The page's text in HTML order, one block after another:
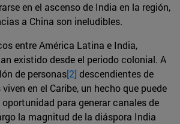
en el ascenso de India en la región,
a China son ineludibles.
entre América Latina e India,
existido desde el periodo colonial. A
de personas[2] descendientes de
en el Caribe, un hecho que puede
para generar canales de
la magnitud de la diáspora India